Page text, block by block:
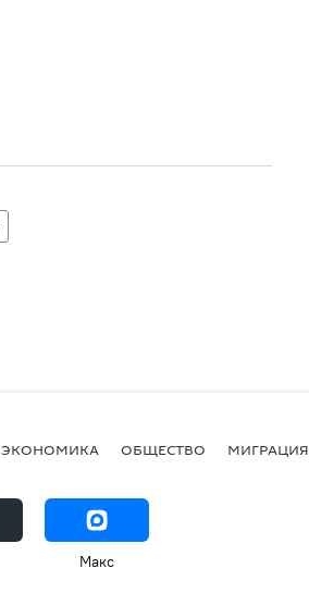
ЭКОНОМИКА ОБЩЕСТВО МИГРАЦИЯ
Макс